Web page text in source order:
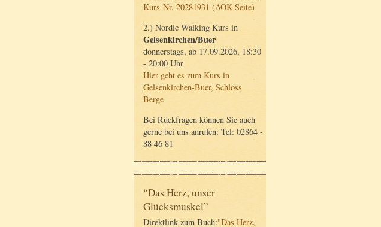
Kurs-Nr. 20281931 (AOK-Seite)
2.) Nordic Walking Kurs in
Gelsenkirchen/Buer
donnerstags, ab 17.09.2026, 18:30
- 20:00 Uhr
Hier geht es zum Kurs in
Gelsenkirchen-Buer, Schloss
Berge
Bei Rückfragen können Sie auch
gerne bei uns anrufen: Tel: 02864 -
88 46 81
“Das Herz, unser
Glücksmuskel”
Direktlink zum Buch:"Das Herz,